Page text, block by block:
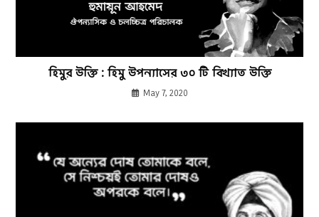
হিমুর উক্তি : হিমু উপন্যাসের ৩০ টি বিখ্যাত উক্তি
May 7, 2020